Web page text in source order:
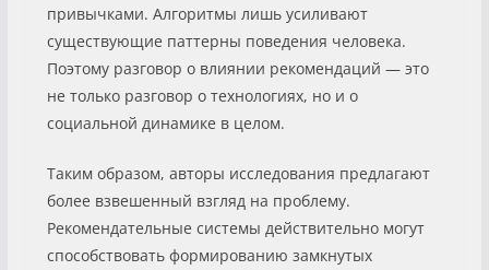
привычками. Алгоритмы лишь усиливают
существующие паттерны поведения человека.
Поэтому разговор о влиянии рекомендаций — это
не только разговор о технологиях, но и о
социальной динамике в целом.
Таким образом, авторы исследования предлагают
более взвешенный взгляд на проблему.
Рекомендательные системы действительно могут
способствовать формированию замкнутых